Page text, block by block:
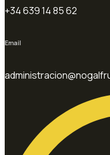
+34 639 14 85 62
Email